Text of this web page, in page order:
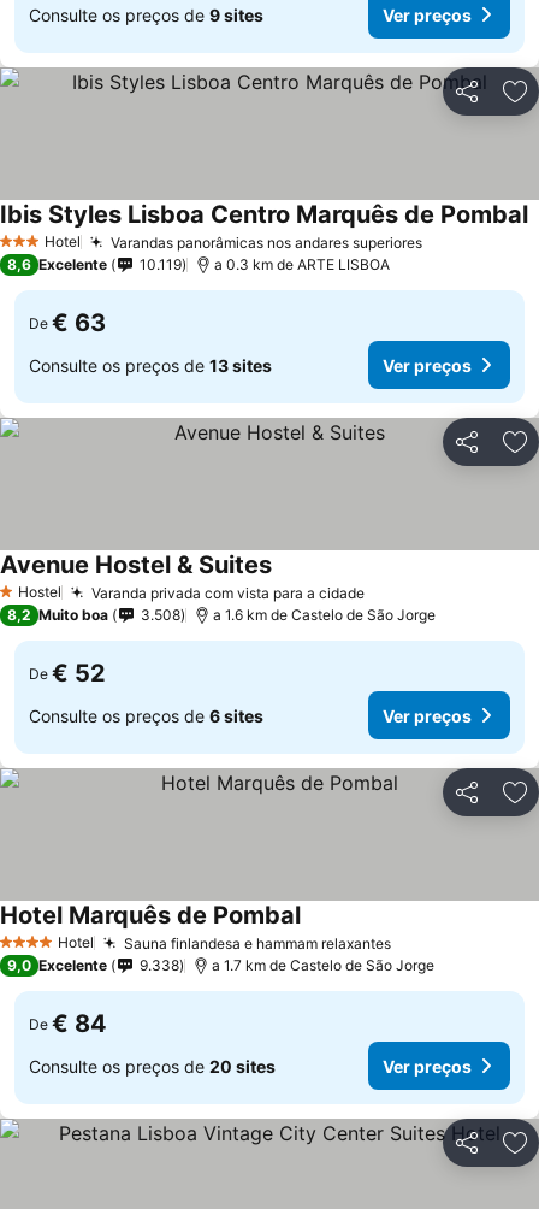
Consulte os preços de 9 sites Ver preços
Partilhar
3 EstrelasHotel Varandas panorâmicas nos andares superioresVer preços
Ibis Styles Lisboa Centro Marquês de Pombal
8,6 Excelente 10.119 a 0.3 km de ARTE LISBOA
De € 63
Consulte os preços de 13 sites Ver preços
Partilhar
1 Estrelas
Hostel Varanda privada com vista para a cidadeVer preços
Avenue Hostel & SuitesVer preços
8,2 Muito boa 3.508 a 1.6 km de Castelo de São Jorge
De € 52
Consulte os preços de 6 sites Ver preços
Partilhar
4 EstrelasHotel Sauna finlandesa e hammam relaxantesVer preços
Hotel Marquês de PombalVer preços
9,0 Excelente 9.338 a 1.7 km de Castelo de São Jorge
De € 84
Consulte os preços de 20 sites Ver preços
Partilhar